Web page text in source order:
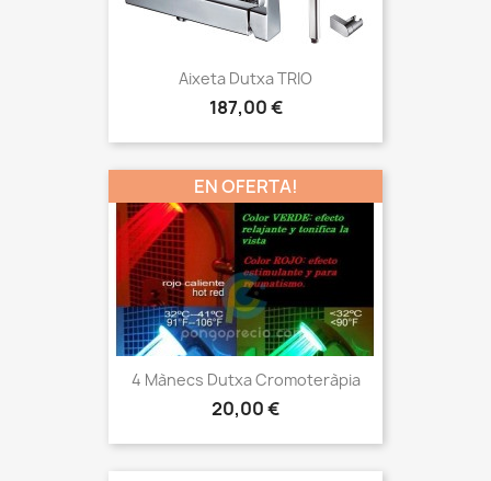
Aixeta Dutxa TRIO
Preu
187,00 €
4 Mànecs Dutxa Cromoteràpia
Preu
20,00 €
EN OFERTA!